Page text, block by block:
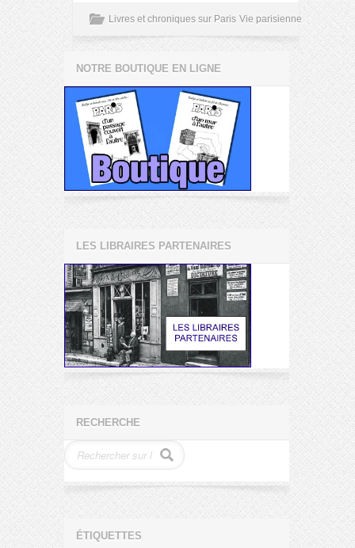
Livres et chroniques sur Paris Vie parisienne
NOTRE BOUTIQUE EN LIGNE
LES LIBRAIRES PARTENAIRES
RECHERCHE
ÉTIQUETTES